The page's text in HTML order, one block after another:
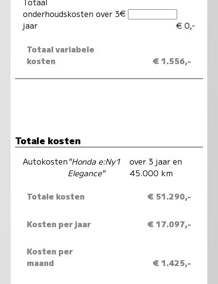
onderhoudskosten over 3
jaar
€
€ 0,-
Totaal variabele
kosten
€ 1.556,-
Totale kosten
Autokosten"Honda e:Ny1
Elegance"
over 3 jaar en
45.000 km
Totale kosten € 51.290,-
Kosten per jaar € 17.097,-
Kosten per
maand
€ 1.425,-